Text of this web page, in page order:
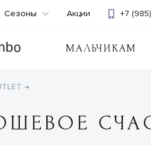
МАЛЬЧИКАМ
+7
Сезоны Акции